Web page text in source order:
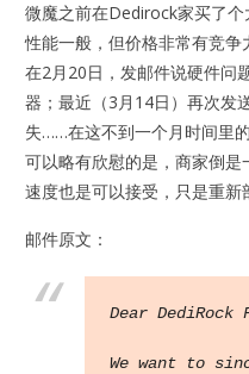
微魔之前在Dedirock家买了
性能一般，但价格非常有竞
在2月20日，发邮件说硬件问
器；最近（3月14日）再次发
失……在这不到一个月时间里
可以略有欣慰的是，商家倒
速度也是可以接受，只是重新
邮件原文：
Dear DediRock
We want to